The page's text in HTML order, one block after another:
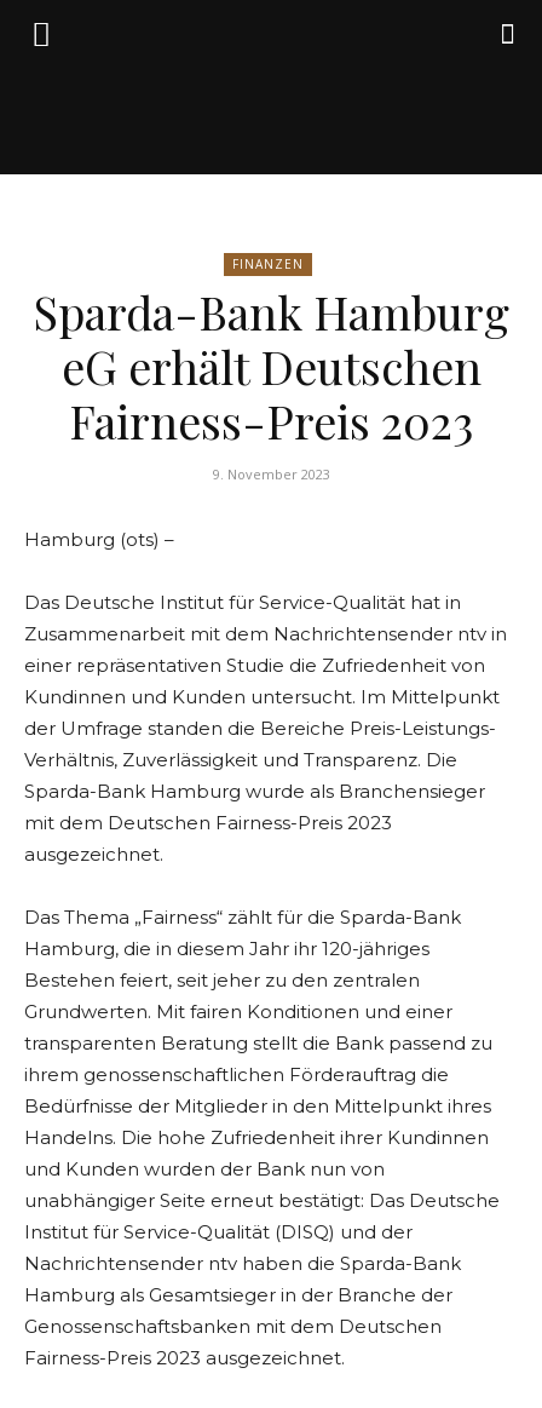
Friedrich
von
Weik
FINANZEN
Sparda-Bank Hamburg
eG erhält Deutschen
Fairness-Preis 2023
9. November 2023
Hamburg (ots) –
Das Deutsche Institut für Service-Qualität hat in
Zusammenarbeit mit dem Nachrichtensender ntv in
einer repräsentativen Studie die Zufriedenheit von
Kundinnen und Kunden untersucht. Im Mittelpunkt
der Umfrage standen die Bereiche Preis-Leistungs-
Verhältnis, Zuverlässigkeit und Transparenz. Die
Sparda-Bank Hamburg wurde als Branchensieger
mit dem Deutschen Fairness-Preis 2023
ausgezeichnet.
Das Thema „Fairness“ zählt für die Sparda-Bank
Hamburg, die in diesem Jahr ihr 120-jähriges
Bestehen feiert, seit jeher zu den zentralen
Grundwerten. Mit fairen Konditionen und einer
transparenten Beratung stellt die Bank passend zu
ihrem genossenschaftlichen Förderauftrag die
Bedürfnisse der Mitglieder in den Mittelpunkt ihres
Handelns. Die hohe Zufriedenheit ihrer Kundinnen
und Kunden wurden der Bank nun von
unabhängiger Seite erneut bestätigt: Das Deutsche
Institut für Service-Qualität (DISQ) und der
Nachrichtensender ntv haben die Sparda-Bank
Hamburg als Gesamtsieger in der Branche der
Genossenschaftsbanken mit dem Deutschen
Fairness-Preis 2023 ausgezeichnet.